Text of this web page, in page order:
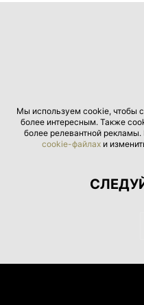
Мы используем cookie, чтобы
более интересным. Также
более релевантной
cookie-файлах и